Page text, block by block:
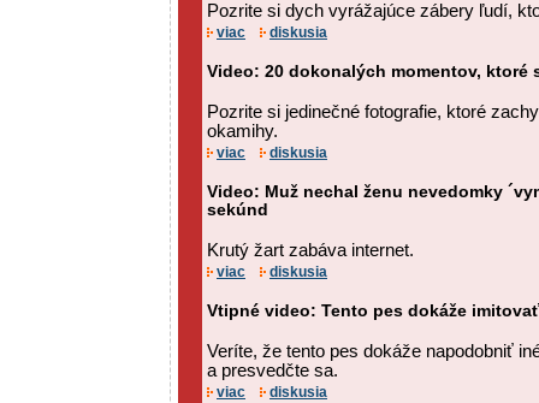
Pozrite si dych vyrážajúce zábery ľudí,
viac diskusia
Video: 20 dokonalých momentov, ktoré
Pozrite si jedinečné fotografie, ktoré
okamihy.
viac diskusia
Video: Muž nechal ženu nevedomky
sekúnd
Krutý žart zabáva internet.
viac diskusia
Vtipné video: Tento pes dokáže
Veríte, že tento pes dokáže napodobniť
a presvedčte sa.
viac diskusia